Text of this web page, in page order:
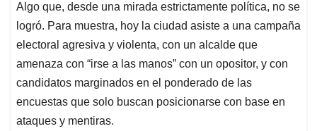
Algo que, desde una mirada estrictamente política, no se
logró. Para muestra, hoy la ciudad asiste a una campaña
electoral agresiva y violenta, con un alcalde que
amenaza con “irse a las manos” con un opositor, y con
candidatos marginados en el ponderado de las
encuestas que solo buscan posicionarse con base en
ataques y mentiras.